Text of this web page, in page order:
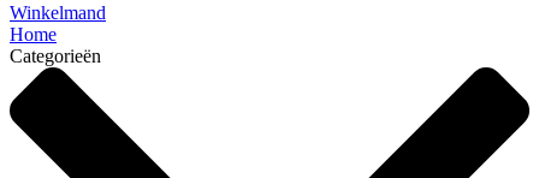
Winkelmand
Home
Categorieën